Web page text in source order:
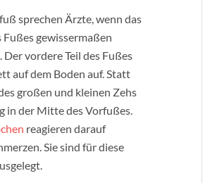
sprechen Ärzte, wenn das
gewissermaßen
vordere Teil des Fußes
auf dem Boden auf. Statt
großen und kleinen Zehs
in der Mitte des Vorfußes.
reagieren darauf
Sie sind für diese